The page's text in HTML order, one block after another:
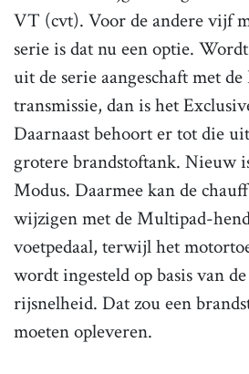
VT (cvt). Voor de andere vijf
serie is dat nu een optie.
uit de serie aangeschaft met
transmissie, dan is het
Daarnaast behoort er tot die
grotere brandstoftank. Nieuw
Modus. Daarmee kan de
wijzigen met de Multipad-
voetpedaal, terwijl het
wordt ingesteld op basis van
rijsnelheid. Dat zou een
moeten opleveren.